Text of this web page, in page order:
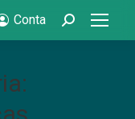
Conta Search: